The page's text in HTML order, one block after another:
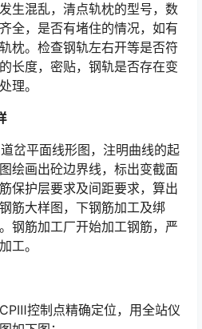
生混乱，清点轨枕的型号，数
全，是否有堵住的情况，如有
枕。检查钢轨左右开等是否符
长度，密贴，钢轨是否存在变
理。󠅅󠅃󠄵󠅂󠄪󠇖󠆨󠆨󠇕󠆞󠆒󠅬󠇘󠆭󠆘󠇙󠆝󠅵󠇗󠆭󠆁󠄐󠇗󠅹󠅸󠇖󠆍󠅳󠇖󠅹󠅰󠇖󠆌󠅹
岔平面线形图，注明曲线的起
绘画出砼边界线，标出变截面
保护层要求及间距要求，算出
筋大样图，下钢筋加工及绑
钢筋加工厂开始加工钢筋，严
工。󠅅󠅃󠄵󠅂󠄪󠇖󠆨󠆨󠇕󠆞󠆒󠅬󠇘󠆭󠆘󠇙󠆝󠅵󠇗󠆭󠆁󠄐󠇗󠅹󠅸󠇖󠆍󠅳󠇖󠅹󠅰󠇖󠆌󠅹
控制点精确定位，用全站仪